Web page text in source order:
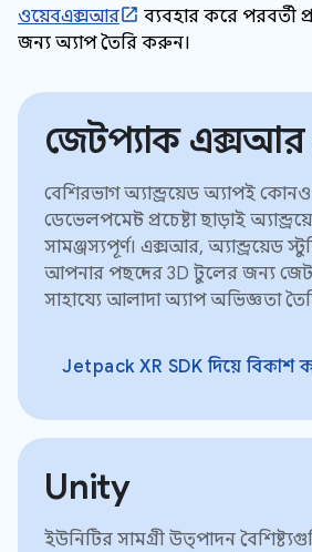
ওয়েবএক্সআর
ব্যবহার করে পরবর্তী
জন্য অ্যাপ তৈরি করুন।
জেটপ্যাক
বেশিরভাগ অ্যান্ড্রয়েড অ্যাপই
ডেভেলপমেন্ট প্রচেষ্টা ছাড়াই
সামঞ্জস্যপূর্ণ। এক্সআর, অ্যান্ড্রয়েড
আপনার পছন্দের 3D টুলের জন্য
সাহায্যে আলাদা অ্যাপ অভিজ্ঞতা
Jetpack XR SDK দিয়ে বিকাশ
Unity
ইউনিটির সামগ্রী উত্পাদন